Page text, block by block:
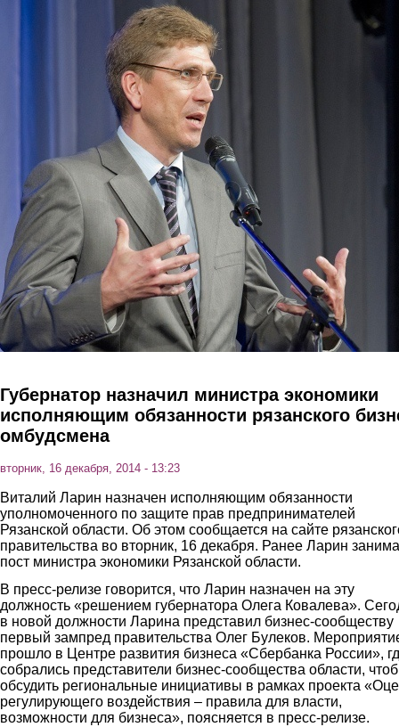
Перейти к основному содержанию
Губернатор назначил министра экономики
исполняющим обязанности рязанского
омбудсмена
вторник, 16 декабря, 2014 - 13:23
Виталий Ларин назначен исполняющим обязанности
уполномоченного по защите прав предпринимателей
Рязанской области. Об этом сообщается на сайте
правительства во вторник, 16 декабря. Ранее Ларин
пост министра экономики Рязанской области.
В пресс-релизе говорится, что Ларин назначен на эту
должность «решением губернатора Олега Ковалева».
в новой должности Ларина представил бизнес-сообществу
первый зампред правительства Олег Булеков.
прошло в Центре развития бизнеса «Сбербанка России»,
собрались представители бизнес-сообщества области,
обсудить региональные инициативы в рамках проекта
регулирующего воздействия – правила для власти,
возможности для бизнеса», поясняется в пресс-релизе.